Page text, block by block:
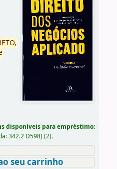
disponíveis para empréstimo:
342.2 D598] (2).
seu carrinho